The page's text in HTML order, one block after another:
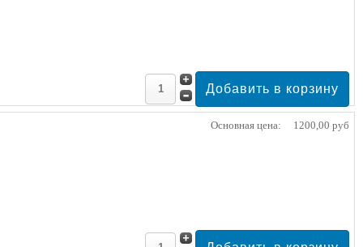
Основная цена: 1200,00 руб